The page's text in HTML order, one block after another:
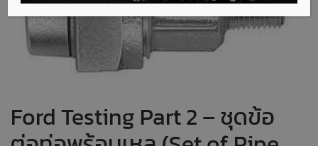
Ford Testing Part 2 – ชุดข้อ